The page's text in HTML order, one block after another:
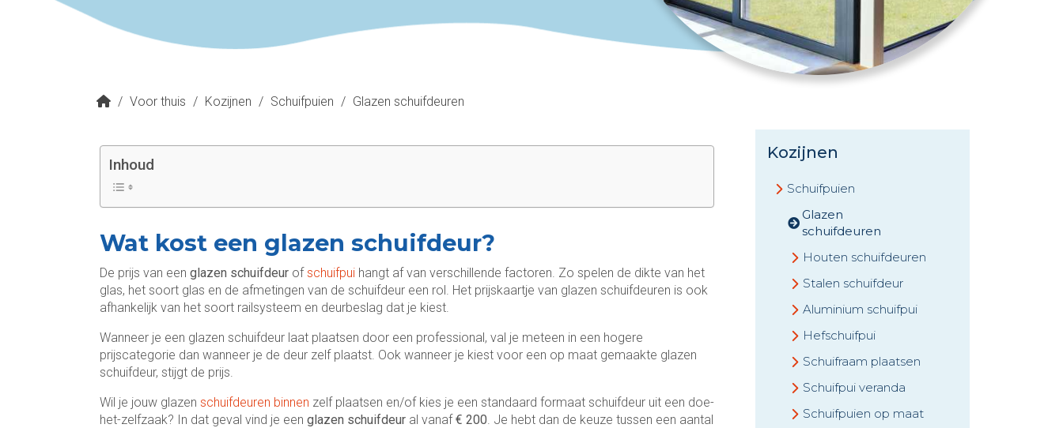
/ Voor thuis / Kozijnen / Schuifpuien / Glazen schuifdeuren
Inhoud
Wat kost een glazen schuifdeur?
De prijs van een glazen schuifdeur ofschuifpui hangt af van verschillende factoren. Zo spelen de dikte van het
glas, het soort glas en de afmetingen van de schuifdeur een rol. Het prijskaartje van glazen schuifdeuren is ook
afhankelijk van het soort railsysteem en deurbeslag dat je kiest.
Wanneer je een glazen schuifdeur laat plaatsen door een professional, val je meteen in een hogere
prijscategorie dan wanneer je de deur zelf plaatst. Ook wanneer je kiest voor een op maat gemaakte glazen
schuifdeur, stijgt de prijs.
Wil je jouw glazen schuifdeuren binnen zelf plaatsen en/of kies je een standaard formaat schuifdeur uit een doe-
het-zelfzaak? In dat geval vind je een glazen schuifdeur al vanaf€ 200. Je hebt dan de keuze tussen een aantal
Kozijnen
Schuifpuien
Glazen
schuifdeuren
Houten schuifdeuren
Stalen schuifdeur
Aluminium schuifpui
Hefschuifpui
Schuifraam plaatsen
Schuifpui veranda
Schuifpuien op maat